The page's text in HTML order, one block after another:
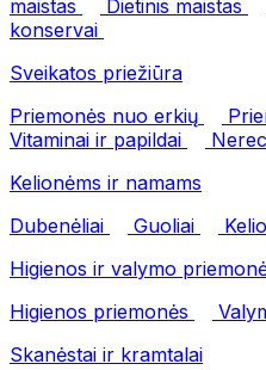
maistas
Dietinis maistas
konservai
Sveikatos priežiūra
Priemonės nuo erkių
Vitaminai ir papildai
Kelionėms ir namams
Dubenėliai
Guoliai
Higienos ir valymo
Higienos priemonės
Skanėstai ir kramtalai